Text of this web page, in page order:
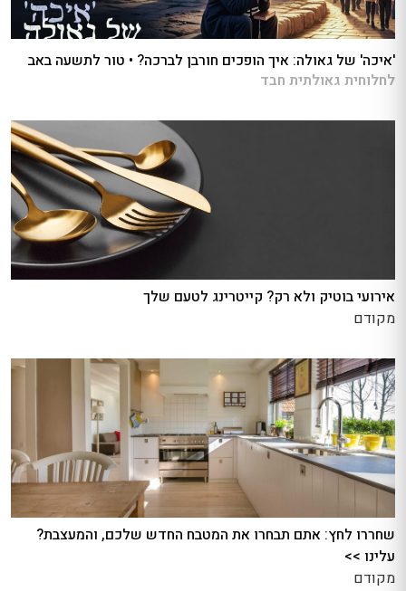
'איכה' של גאולה: איך הופכים חורבן לברכה? • טור לתשעה באב
לחלוחית גאולתית חבד
אירועי בוטיק ולא רק? קייטרינג לטעם שלך
מקודם
שחררו לחץ: אתם תבחרו את המטבח החדש שלכם, והמעצבת?
עלינו >>
מקודם